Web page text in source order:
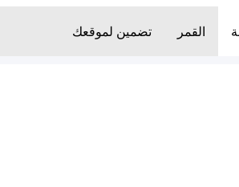
القمر تضمين لموقعك